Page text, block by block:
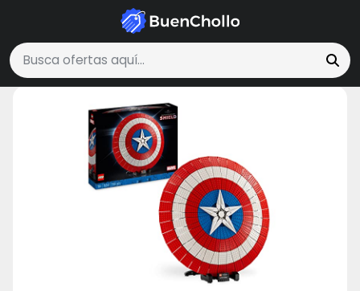
Buscar ofertas
Juguetes, Niños y BebésLEGO Marvel Set Escudo del Capitán